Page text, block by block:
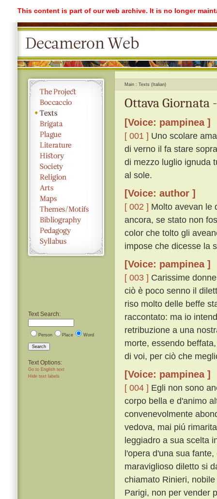
This content is part of our web archive. It is no longer
Text Search:
Person Place Word
Search
Text Options:
Go to English text
Hide text labels
Main Texts (Italian)
Ottava Giornata
[Voice: pampinea ]
[ 001 ] Uno scolare
di verno il fa stare
di mezzo luglio ignuda
al sole.
[Voice: author ]
[ 002 ] Molto avevan le
ancora, se stato non
color che tolto gli
impose che dicesse la
[Voice: pampinea ]
[ 003 ] Carissime
ciò è poco senno il
riso molto delle beffe
raccontato: ma io
retribuzione a una
morte, essendo
di voi, per ciò che
[Voice: pampinea ]
[ 004 ] Egli non sono
corpo bella e d'animo
convenevolmente
vedova, mai piú
leggiadro a sua scelta
l'opera d'una sua
maraviglioso diletto si
chiamato Rinieri,
Parigi, non per vender